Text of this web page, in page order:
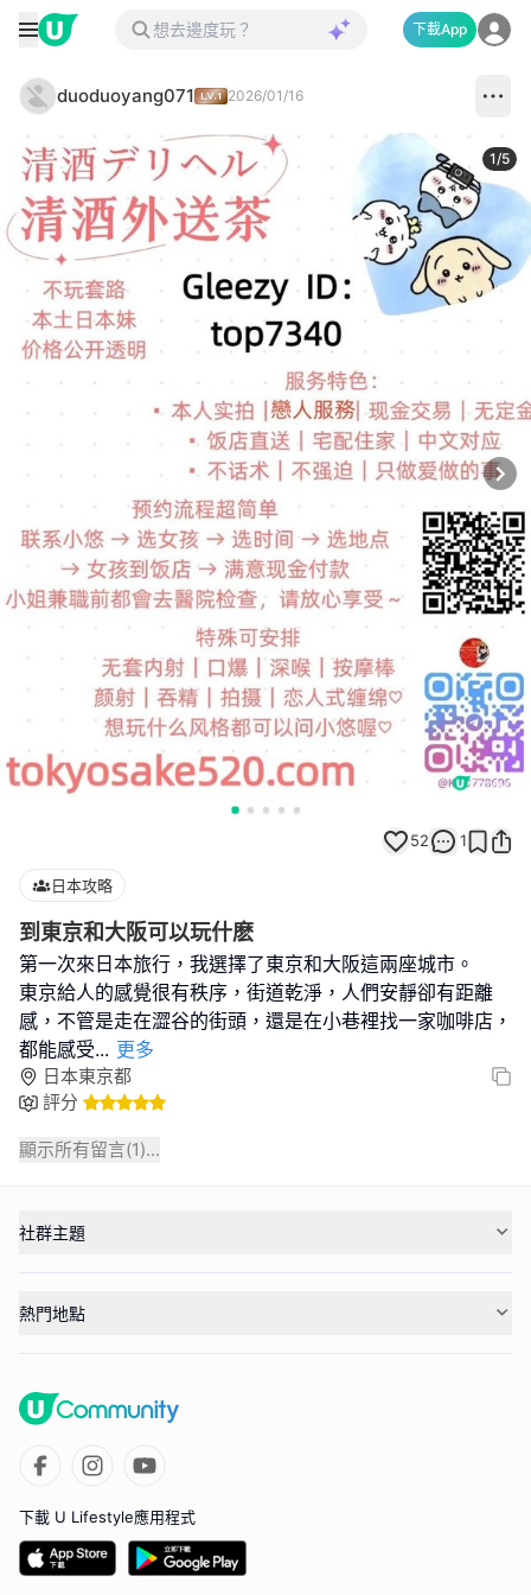
下載App
duoduoyang071 2026/01/16
1/5
52 1
日本攻略
到東京和大阪可以玩什麽
第一次來日本旅行，我選擇了東京和大阪這兩座城市。
東京給人的感覺很有秩序，街道乾淨，人們安靜卻有距離
感，不管是走在澀谷的街頭，還是在小巷裡找一家咖啡店，
都能感受... 更多
日本東京都
評分
顯示所有留言(1)...
社群主題
熱門地點
下載 U Lifestyle應用程式